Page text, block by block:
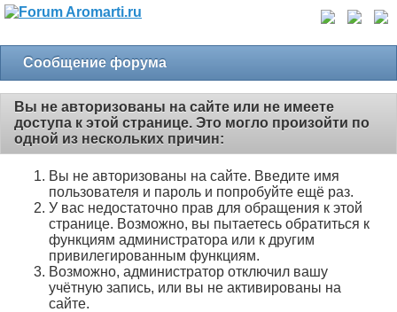
Сообщение форума
Вы не авторизованы на сайте или не имеете
доступа к этой странице. Это могло произойти по
одной из нескольких причин:
Вы не авторизованы на сайте. Введите имя
пользователя и пароль и попробуйте ещё раз.
У вас недостаточно прав для обращения к этой
странице. Возможно, вы пытаетесь обратиться к
функциям администратора или к другим
привилегированным функциям.
Возможно, администратор отключил вашу
учётную запись, или вы не активированы на
сайте.